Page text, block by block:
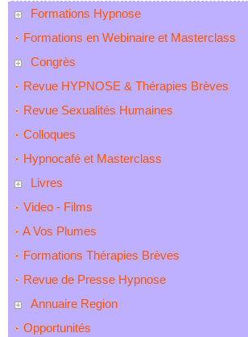
Formations Hypnose
Formations en Webinaire et Masterclass
Congrès
Revue HYPNOSE & Thérapies Brèves
Revue Sexualités Humaines
Colloques
Hypnocafé et Masterclass
Livres
Video - Films
A Vos Plumes
Formations Thérapies Brèves
Revue de Presse Hypnose
Annuaire Region
Opportunités